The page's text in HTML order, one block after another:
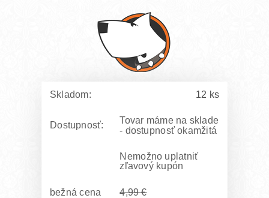
Skladom: 12 ks
Dostupnosť:
Tovar máme na sklade
- dostupnosť okamžitá
Nemožno uplatniť
zľavový kupón
bežná cena 4,99 €